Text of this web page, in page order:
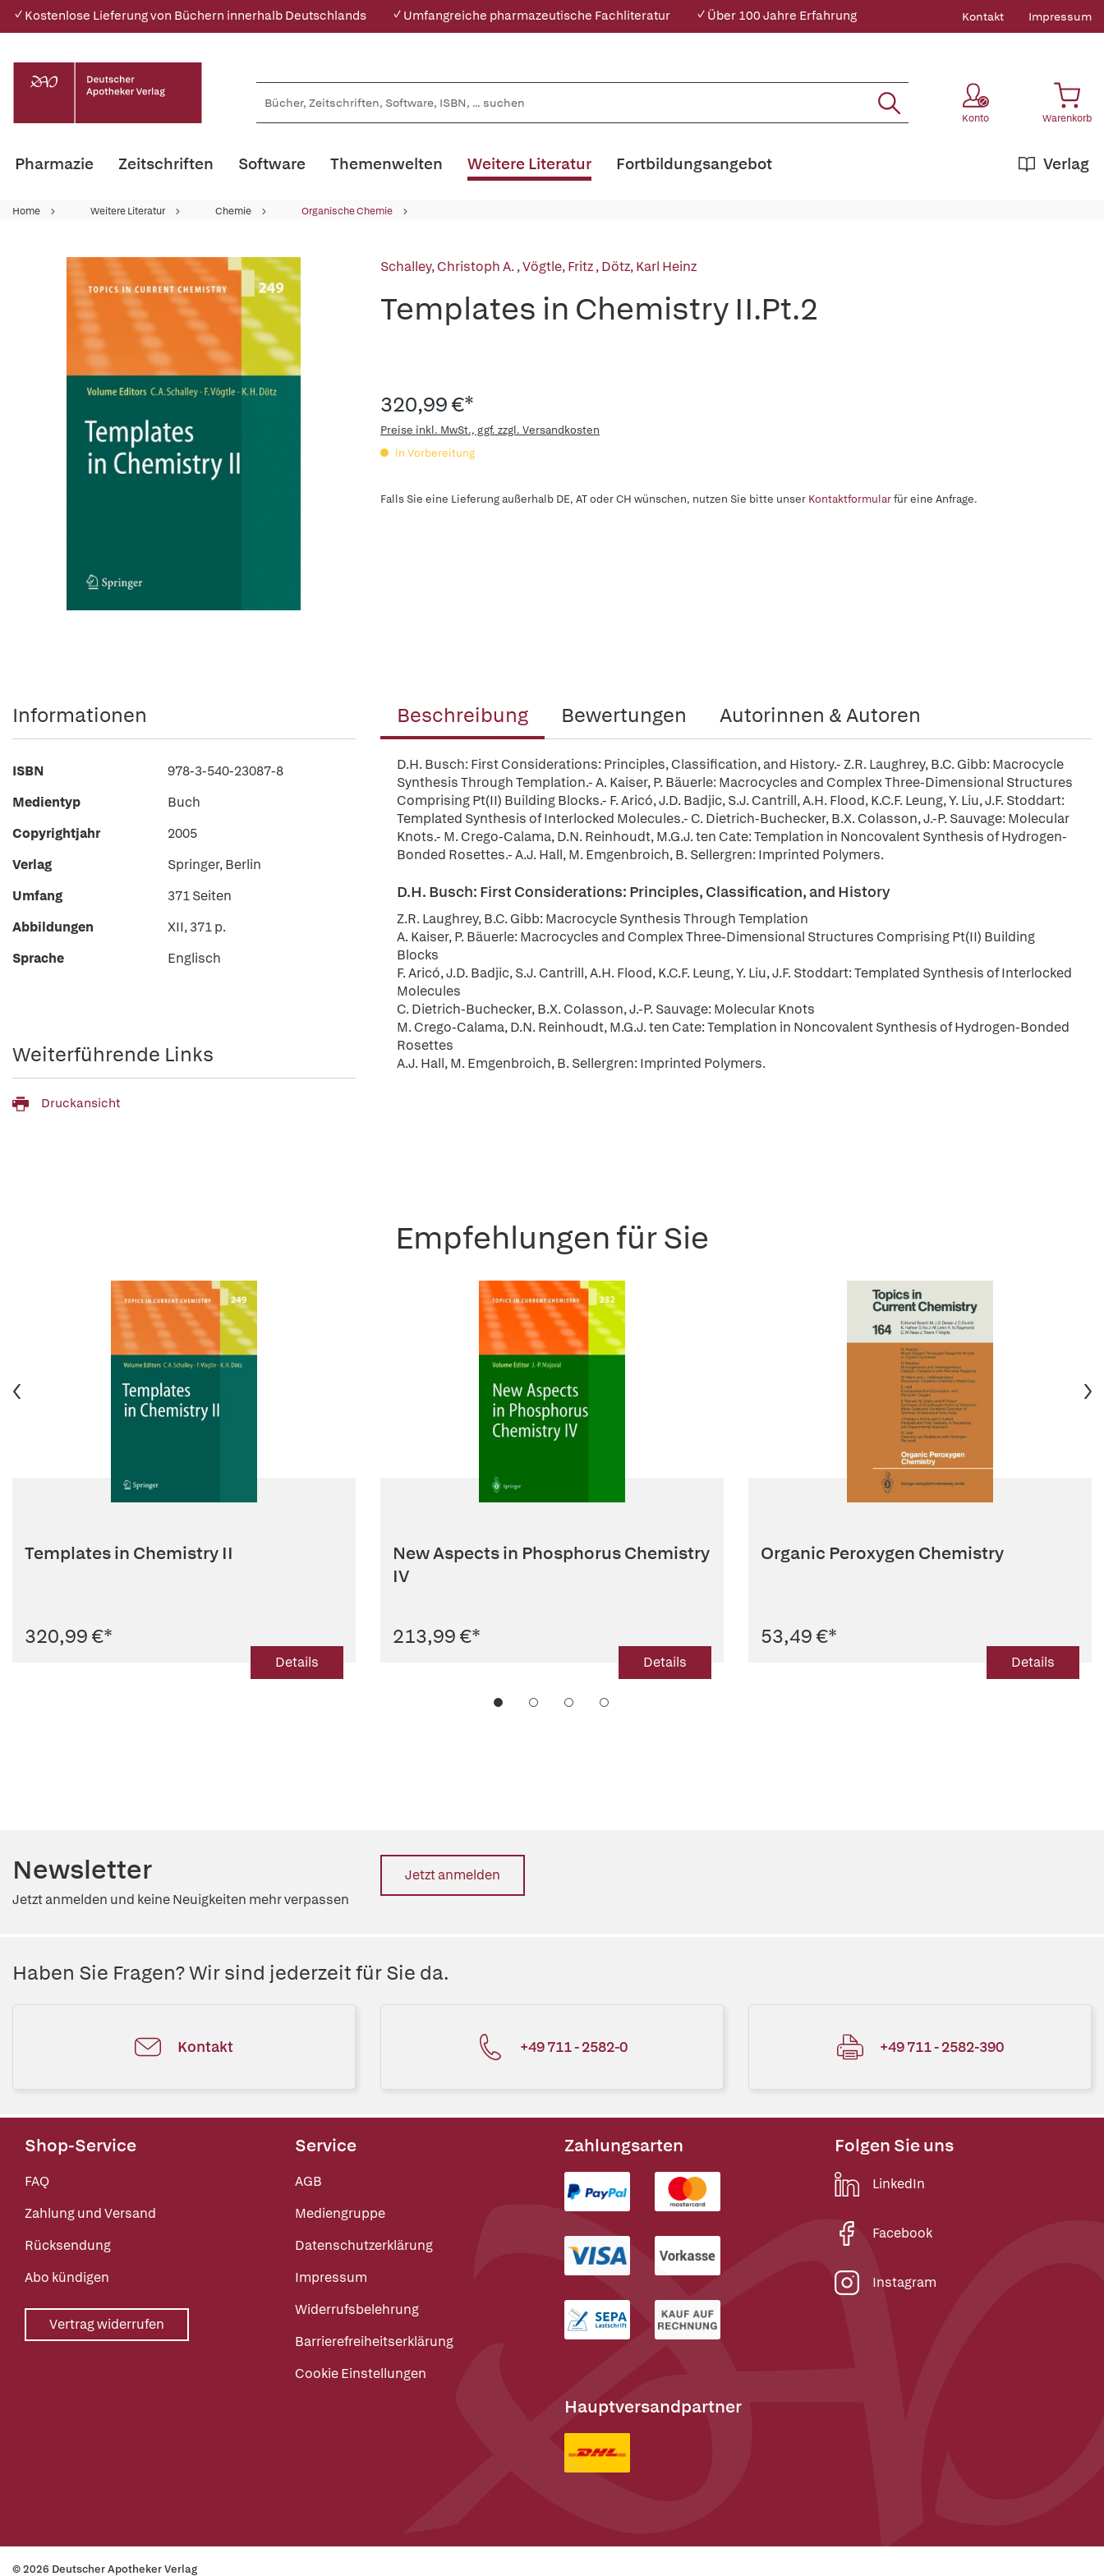
✓ Kostenlose Lieferung von Büchern innerhalb Deutschlands ✓ Umfangreiche pharmazeutische Fachliteratur ✓ Über 100 Jahre Erfahrung Kontakt Impressum
Konto Warenkorb
Pharmazie Zeitschriften Software Themenwelten Weitere Literatur Verlag
Fortbildungsangebot
Home Weitere Literatur Chemie Organische Chemie
Schalley, Christoph A.,Vögtle, Fritz,Dötz, Karl Heinz
Templates in Chemistry II.Pt.2
320,99 €*
Preise inkl. MwSt., ggf. zzgl. Versandkosten
in Vorbereitung
Falls Sie eine Lieferung außerhalb DE, AT oder CH wünschen, nutzen Sie bitte unser Kontaktformularfür eine Anfrage.
Beschreibung Bewertungen Autorinnen & Autoren
D.H. Busch: First Considerations: Principles, Classification, and History.- Z.R. Laughrey, B.C. Gibb: Macrocycle
Synthesis Through Templation.- A. Kaiser, P. Bäuerle: Macrocycles and Complex Three-Dimensional Structures
Comprising Pt(II) Building Blocks.- F. Aricó, J.D. Badjic, S.J. Cantrill, A.H. Flood, K.C.F. Leung, Y. Liu, J.F. Stoddart:
Templated Synthesis of Interlocked Molecules.- C. Dietrich-Buchecker, B.X. Colasson, J.-P. Sauvage: Molecular
Knots.- M. Crego-Calama, D.N. Reinhoudt, M.G.J. ten Cate: Templation in Noncovalent Synthesis of Hydrogen-
Bonded Rosettes.- A.J. Hall, M. Emgenbroich, B. Sellergren: Imprinted Polymers.
D.H. Busch: First Considerations: Principles, Classification, and History
Z.R. Laughrey, B.C. Gibb: Macrocycle Synthesis Through Templation
A. Kaiser, P. Bäuerle: Macrocycles and Complex Three-Dimensional Structures Comprising Pt(II) Building
Blocks
F. Aricó, J.D. Badjic, S.J. Cantrill, A.H. Flood, K.C.F. Leung, Y. Liu, J.F. Stoddart: Templated Synthesis of Interlocked
Molecules
C. Dietrich-Buchecker, B.X. Colasson, J.-P. Sauvage: Molecular Knots
M. Crego-Calama, D.N. Reinhoudt, M.G.J. ten Cate: Templation in Noncovalent Synthesis of Hydrogen-Bonded
Rosettes
A.J. Hall, M. Emgenbroich, B. Sellergren: Imprinted Polymers.
Informationen
ISBN
978-3-540-23087-8
Medientyp
Buch
Copyrightjahr
2005
Verlag
Springer, Berlin
Umfang
371 Seiten
Abbildungen
XII, 371 p.
Sprache
Englisch
Weiterführende Links
Druckansicht
Empfehlungen für Sie
Templates in Chemistry II
320,99 €*
Details
New Aspects in Phosphorus Chemistry
IV
213,99 €*
Details
Organic Peroxygen Chemistry
53,49 €*
Details
Newsletter
Jetzt anmelden und keine Neuigkeiten mehr verpassen
Jetzt anmelden
Haben Sie Fragen? Wir sind jederzeit für Sie da.
Kontakt +49 711 - 2582-0 +49 711 - 2582-390
Shop-Service
FAQ
Zahlung und Versand
Rücksendung
Abo kündigen
Vertrag widerrufen
Service
AGB
Mediengruppe
Datenschutzerklärung
Impressum
Widerrufsbelehrung
Barrierefreiheitserklärung
Cookie Einstellungen
Zahlungsarten
Hauptversandpartner
Folgen Sie uns
LinkedIn
Facebook
Instagram
© 2026 Deutscher Apotheker Verlag